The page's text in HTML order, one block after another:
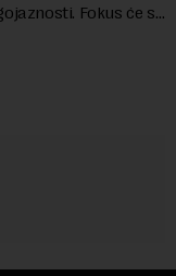
Fokus će se